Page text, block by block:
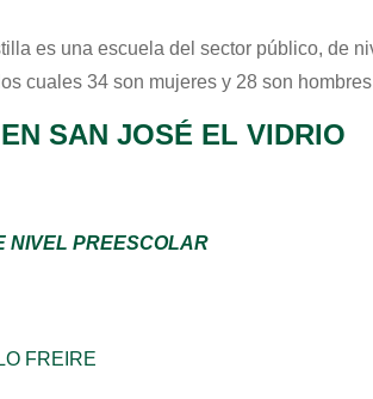
es una escuela del sector público, de
cuales 34 son mujeres y 28 son
SAN JOSÉ EL VIDRIO
NIVEL PREESCOLAR
FREIRE